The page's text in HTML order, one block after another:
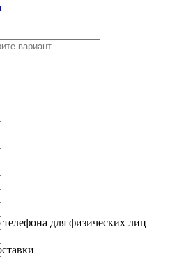
для физических лиц